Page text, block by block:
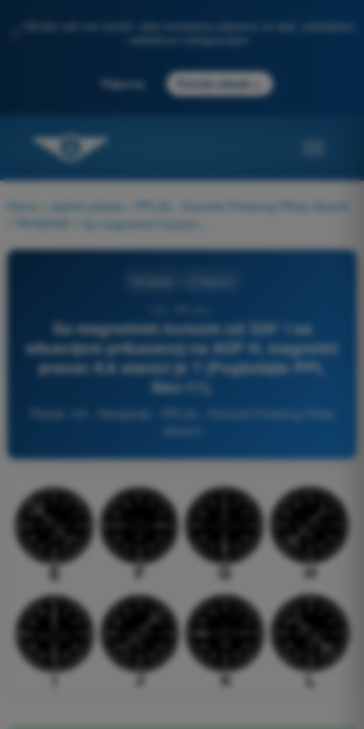
Otkrijte naš novi portal: vaša kompletna priprema za ispit, poboljšana
Prijavi se Počnite odmah
Home Ispitna pitanja
PPL(A) - Dozvola Privatnog Pilota (Avioni)
Navigacija
Sa magnetnim kursom od 320° i sa
situacijom prikazanoj na ADF H, magnetni
pravac KA stanici je ? (Pogledajte PPL
Nav-11).
Pitanje 123 - Navigacija - PPL(A) - Dozvola Privatnog Pilota